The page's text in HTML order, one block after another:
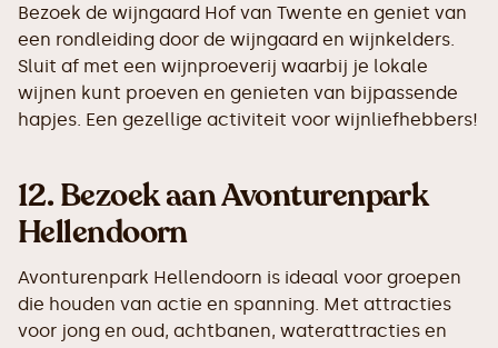
Bezoek de wijngaard Hof van Twente en geniet van
een rondleiding door de wijngaard en wijnkelders.
Sluit af met een wijnproeverij waarbij je lokale
wijnen kunt proeven en genieten van bijpassende
hapjes. Een gezellige activiteit voor wijnliefhebbers!
12.Bezoek aan Avonturenpark
Hellendoorn
Avonturenpark Hellendoorn is ideaal voor groepen
die houden van actie en spanning. Met attracties
voor jong en oud, achtbanen, waterattracties en